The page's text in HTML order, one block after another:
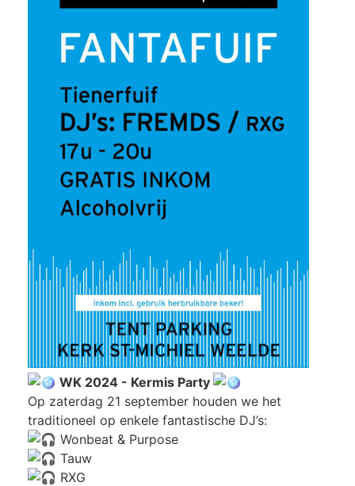
WK 2024 - Kermis Party
Op zaterdag 21 september houden we het
traditioneel op enkele fantastische DJ’s:
Wonbeat & Purpose
Tauw
RXG